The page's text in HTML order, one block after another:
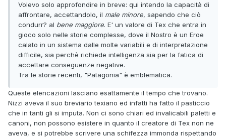
Volevo solo approfondire in breve: qui intendo la capacità di
affrontare, accettandolo, il male minore, sapendo che ciò
condurr? al bene maggiore. E' un valore di Tex che entra in
gioco solo nelle storie complesse, dove il Nostro è un Eroe
calato in un sistema dalle molte variabili e di interpretazione
difficile, sia perchè richiede intelligenza sia per la fatica di
accettare conseguenze negative.
Tra le storie recenti, "Patagonia" è emblematica.
Queste elencazioni lasciano esattamente il tempo che trovano.
Nizzi aveva il suo breviario texiano ed infatti ha fatto il pasticcio
che in tanti gli si imputa. Non ci sono chiari ed invalicabili paletti e
canoni, non possono esistere in quanto il creatore di Tex non ne
aveva, e si potrebbe scrivere una schifezza immonda rispettando